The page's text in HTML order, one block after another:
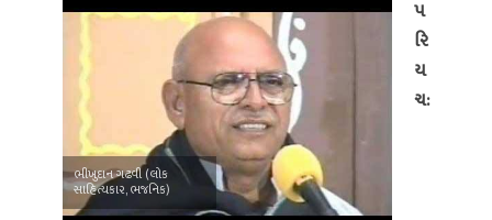
ભીખુદાન ગઢવી (લોક
સાહિત્યકાર, ભજનિક)
પ
રિ
ય
ચ: